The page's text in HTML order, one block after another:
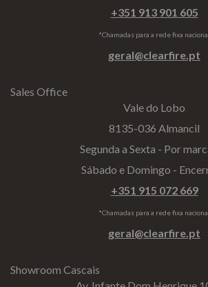
+351 913 901 605
*Chamadas para a rede fixa
geral@clearfire.pt
Sales Office
Vale do Lobo
8135-036 Almancil
Segunda a Sexta - Por
Sábado e Domingo -
+351 915 072 669
*Chamadas para a rede fixa
geral@clearfire.pt
Showroom Cascais